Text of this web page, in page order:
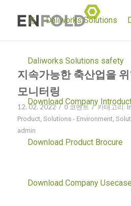
홈 Daliworks Solutions
Daliworks Solutions safety
Download Company
Download Product Brocure
Download Company Usecase
지속가능한 축산업을
모니터링
12. 02. 2022 / 0 코멘트 / 카테고리:
Product, Solutions - Environment,
admin
더 나아가 지속가능한 축산업